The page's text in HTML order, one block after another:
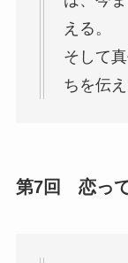
える。
そして
ちを伝
第7回 恋って